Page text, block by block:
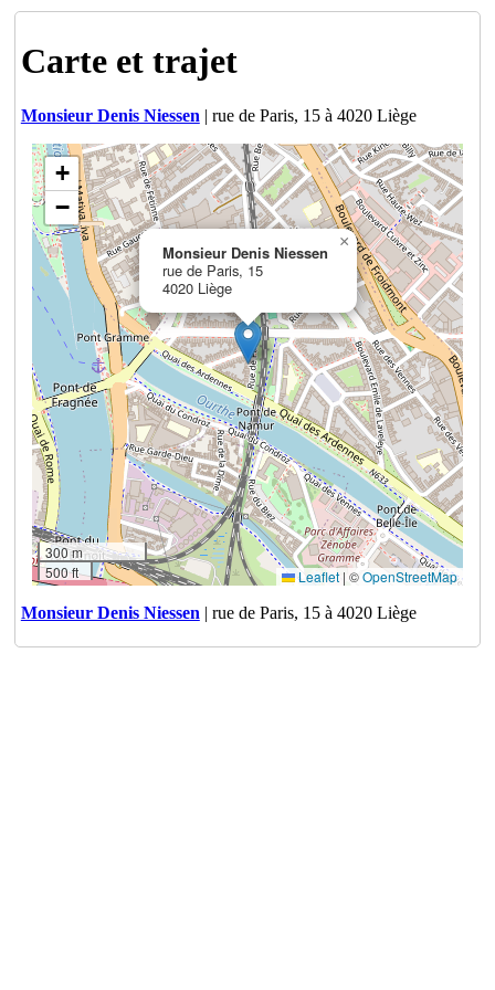
Carte et trajet
Monsieur Denis Niessen | rue de Paris, 15 à 4020 Liège
Monsieur Denis Niessen
rue de Paris, 15
4020 Liège
×
+
−
300 m
500 ft
Leaflet | ©OpenStreetMap
Monsieur Denis Niessen | rue de Paris, 15 à 4020 Liège